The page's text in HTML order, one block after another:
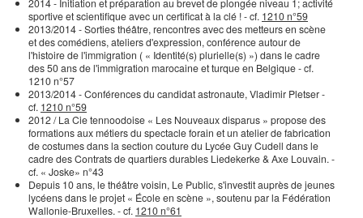
2014 - Initiation et préparation au brevet de plongée niveau 1; activité
sportive et scientifique avec un certificat à la clé ! - cf. 1210 n°59
2013/2014 - Sorties théâtre, rencontres avec des metteurs en scène
et des comédiens, ateliers d'expression, conférence autour de
l'histoire de l'immigration ( « Identité(s) plurielle(s) ») dans le cadre
des 50 ans de l'immigration marocaine et turque en Belgique - cf.
1210 n°57
2013/2014 - Conférences du candidat astronaute, Vladimir Pletser -
cf. 1210 n°59
2012 / La Cie tennoodoise « Les Nouveaux disparus » propose des
formations aux métiers du spectacle forain et un atelier de fabrication
de costumes dans la section couture du Lycée Guy Cudell dans le
cadre des Contrats de quartiers durables Liedekerke & Axe Louvain. -
cf. « Joske» n°43
Depuis 10 ans, le théâtre voisin, Le Public, s'investit auprès de jeunes
lycéens dans le projet « École en scène », soutenu par la Fédération
Wallonie-Bruxelles. - cf. 1210 n°61